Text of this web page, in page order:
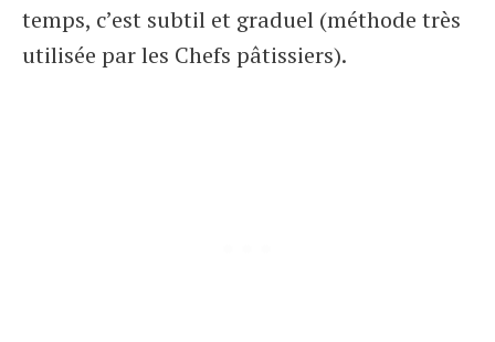
temps, c’est subtil et graduel (méthode très
utilisée par les Chefs pâtissiers).